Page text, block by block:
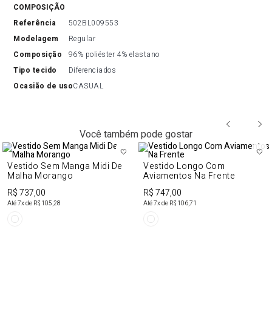
COMPOSIÇÃO
referência
502BL009553
modelagem
Regular
composição
96% poliéster 4% elastano
tipo tecido
Diferenciados
ocasião de usoCASUAL
Você também pode gostar
Vestido Sem Manga Midi De
Malha Morango
R$ 737,00
Até7x de R$ 105,28
Vestido Longo Com
Aviamentos Na Frente
R$ 747,00
Até7x de R$ 106,71